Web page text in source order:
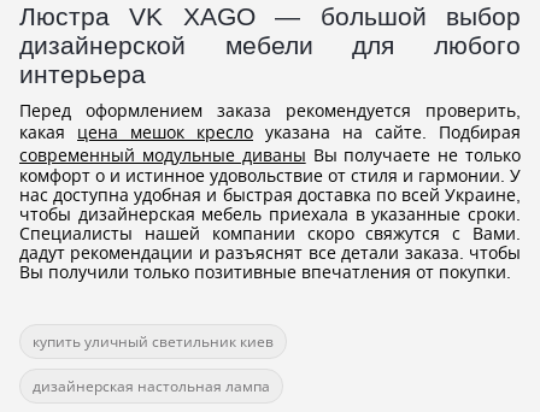
Люстра VK XAGO — большой выбор
дизайнерской мебели для любого
интерьера
Перед оформлением заказа рекомендуется проверить,
какая цена мешок кресло указана на сайте. Подбирая
современный модульные диваны Вы получаете не только
комфорт о и истинное удовольствие от стиля и гармонии. У
нас доступна удобная и быстрая доставка по всей Украине,
чтобы дизайнерская мебель приехала в указанные сроки.
Специалисты нашей компании скоро свяжутся с Вами.
дадут рекомендации и разъяснят все детали заказа. чтобы
Вы получили только позитивные впечатления от покупки.
купить уличный светильник киев
дизайнерская настольная лампа